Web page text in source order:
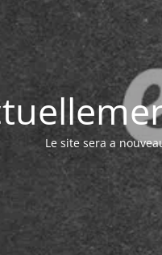
Le site sera a